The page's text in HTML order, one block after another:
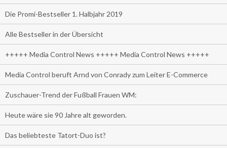
Die Promi-Bestseller 1. Halbjahr 2019
Alle Bestseller in der Übersicht
+++++ Media Control News +++++ Media Control News +++++
Media Control beruft Arnd von Conrady zum Leiter E-Commerce
Zuschauer-Trend der Fußball Frauen WM:
Heute wäre sie 90 Jahre alt geworden.
Das beliebteste Tatort-Duo ist?